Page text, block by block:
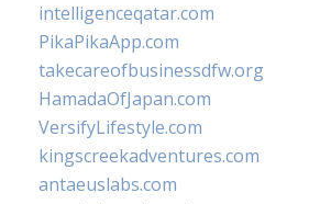
intelligenceqatar.com
PikaPikaApp.com
takecareofbusinessdfw.org
HamadaOfJapan.com
VersifyLifestyle.com
kingscreekadventures.com
antaeuslabs.com